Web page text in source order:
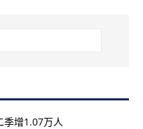
季增1.07万人